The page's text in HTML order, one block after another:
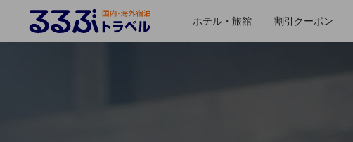
ホテル・旅館 割引クーポン